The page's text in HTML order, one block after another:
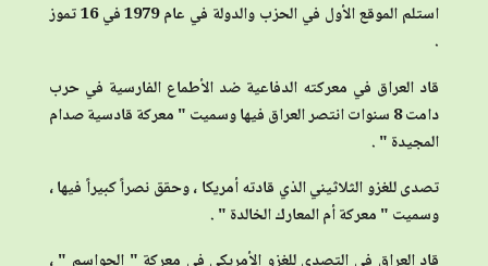
استلم الموقع الأول في الحزب والدولة في عام 1979 في 16 تموز
.
قاد العراق في معركته الدفاعية ضد الأطماع الفارسية في حرب
دامت 8 سنوات انتصر العراق فيها وسميت " معركة قادسية صدام
المجيدة " .
تصدى للغزو الثلاثيني الذي قادته أمريكا ، وحقق نصراً كبيراً فيها ،
وسميت " معركة أم المعارك الخالدة " .